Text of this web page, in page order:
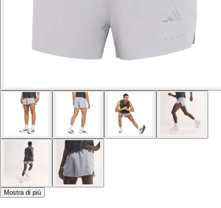
Mostra di più